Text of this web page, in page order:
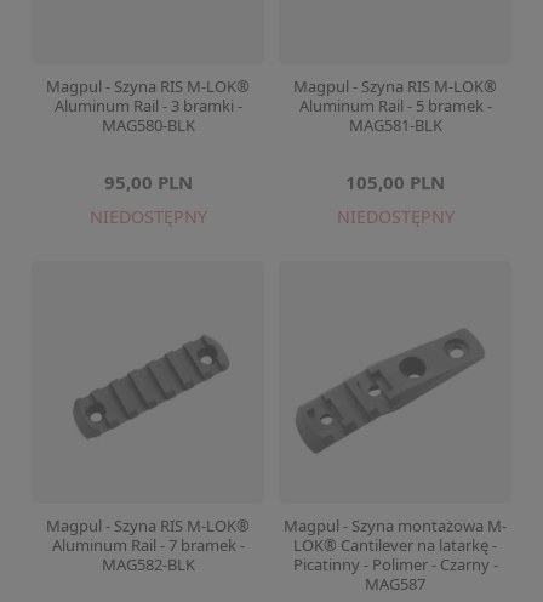
Magpul - Szyna RIS M-LOK®
Aluminum Rail - 3 bramki -
MAG580-BLK
95,00 PLN
NIEDOSTĘPNY
Magpul - Szyna RIS M-LOK®
Aluminum Rail - 5 bramek -
MAG581-BLK
105,00 PLN
NIEDOSTĘPNY
Magpul - Szyna RIS M-LOK®
Aluminum Rail - 7 bramek -
MAG582-BLK
Magpul - Szyna montażowa M-
LOK® Cantilever na latarkę -
Picatinny - Polimer - Czarny -
MAG587